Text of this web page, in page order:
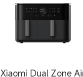
Xiaomi Dual Zone